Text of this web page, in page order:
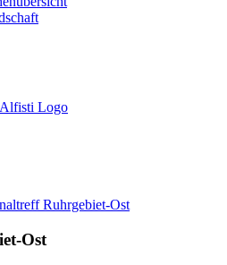
Ruhrgebiet-Ost
Ost